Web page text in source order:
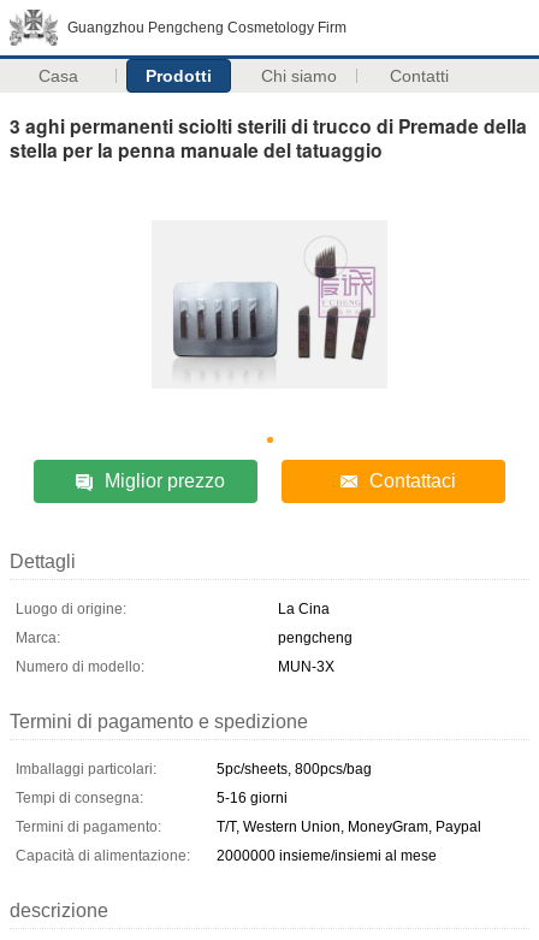
Guangzhou Pengcheng Cosmetology Firm
Casa Prodotti Chi siamo Contatti
3 aghi permanenti sciolti sterili di trucco di Premade della
stella per la penna manuale del tatuaggio
Miglior prezzo Contattaci
Dettagli
Luogo di origine:
La Cina
Marca:
pengcheng
Numero di modello:
MUN-3X
Termini di pagamento e spedizione
Imballaggi particolari:
5pc/sheets, 800pcs/bag
Tempi di consegna:
5-16 giorni
Termini di pagamento:
T/T, Western Union, MoneyGram, Paypal
Capacità di alimentazione:
2000000 insieme/insiemi al mese
descrizione